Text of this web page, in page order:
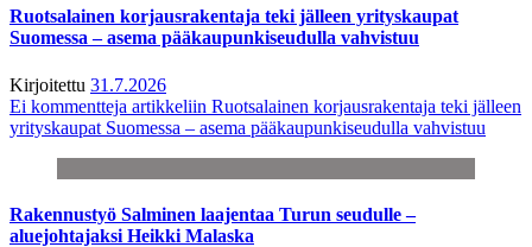
Ruotsalainen korjausrakentaja teki jälleen yrityskaupat
Suomessa – asema pääkaupunkiseudulla vahvistuu
Kirjoitettu 31.7.2026
Ei kommentteja artikkeliin Ruotsalainen korjausrakentaja teki jälleen
yrityskaupat Suomessa – asema pääkaupunkiseudulla vahvistuu
Rakennustyö Salminen laajentaa Turun seudulle –
aluejohtajaksi Heikki Malaska